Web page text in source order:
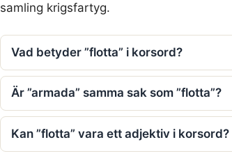
samling krigsfartyg.
Vad betyder ”flotta” i korsord?
Är ”armada” samma sak som ”flotta”?
Kan ”flotta” vara ett adjektiv i korsord?